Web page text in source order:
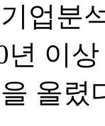
업분
년 이
올렸